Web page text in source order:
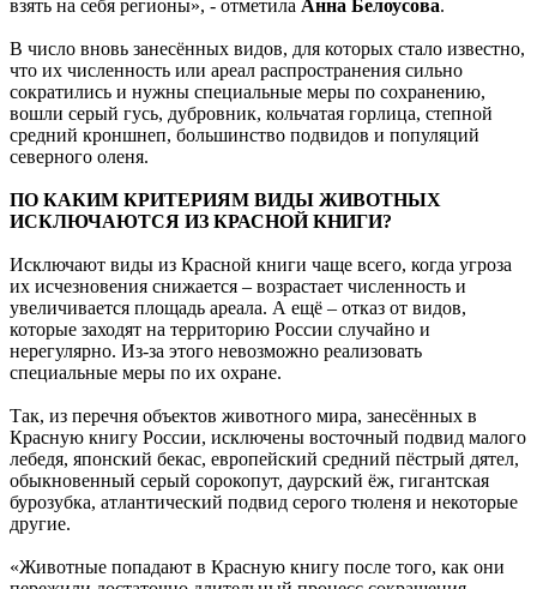
подготовить стратегии или планы действий довольно сложно.
взять на себя регионы», - отметилаАнна Белоусова.
В число вновь занесённых видов, для которых стало известно,
что их численность или ареал распространения сильно
сократились и нужны специальные меры по сохранению,
вошли серый гусь, дубровник, кольчатая горлица, степной
северного оленя.
ИСКЛЮЧАЮТСЯ ИЗ КРАСНОЙ КНИГИ?
Исключают виды из Красной книги чаще всего, когда угроза
их исчезновения снижается – возрастает численность и
увеличивается площадь ареала. А ещё – отказ от видов,
которые заходят на территорию России случайно и
специальные меры по их охране.
Так, из перечня объектов животного мира, занесённых в
Красную книгу России, исключены восточный подвид малого
лебедя, японский бекас, европейский средний пёстрый дятел,
обыкновенный серый сорокопут, даурский ёж, гигантская
другие.